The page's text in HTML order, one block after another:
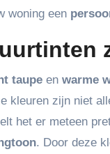
woning een
taupe en warme
kleuren zijn niet
het er meteen
. Door deze